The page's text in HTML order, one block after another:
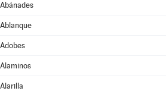
Abánades
Ablanque
Adobes
Alaminos
Alarilla